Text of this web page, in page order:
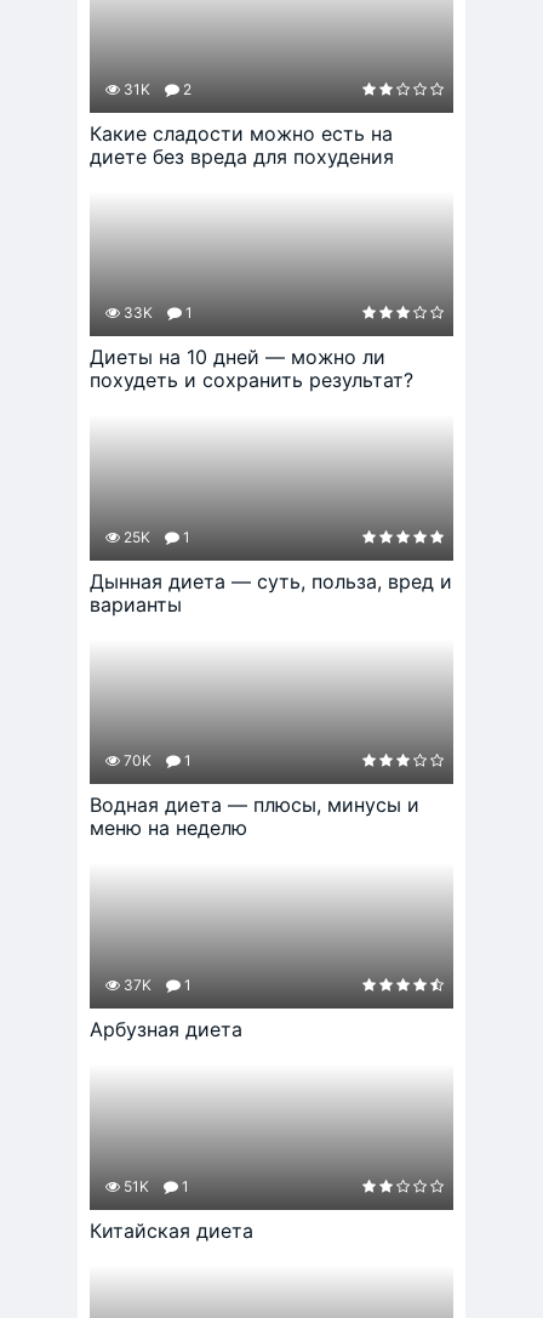
31K 2
Какие сладости можно есть на
диете без вреда для похудения
33K 1
Диеты на 10 дней — можно ли
похудеть и сохранить результат?
25K 1
Дынная диета — суть, польза, вред и
варианты
70K 1
Водная диета — плюсы, минусы и
меню на неделю
37K 1
Арбузная диета
51K 1
Китайская диета